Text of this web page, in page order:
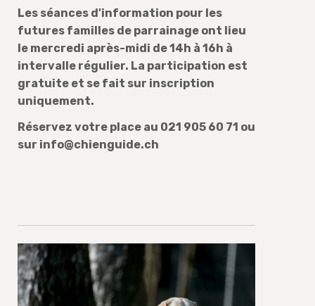
Les séances d'information pour les
futures familles de parrainage ont lieu
le mercredi après-midi de 14h à 16h à
intervalle régulier. La participation est
gratuite et se fait sur inscription
uniquement.
Réservez votre place au 021 905 60 71 ou
sur info@chienguide.ch